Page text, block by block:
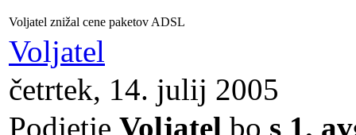
Voljatel znižal cene paketov ADSL
Voljatel
četrtek, 14. julij 2005
Podjetje Voljatel bo s 1.